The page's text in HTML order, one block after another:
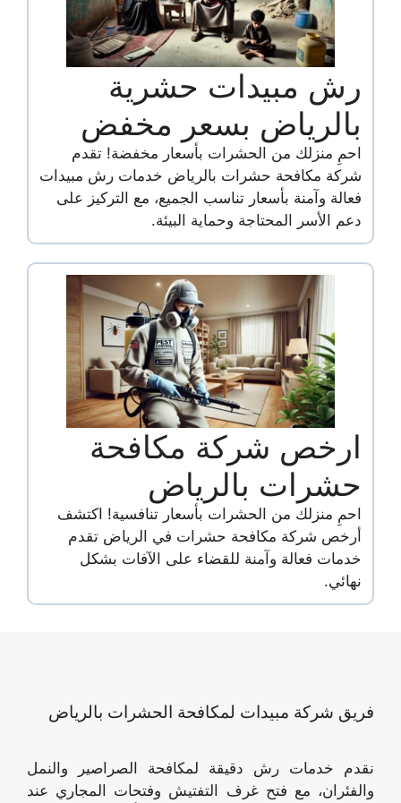
رش مبيدات حشرية
بالرياض بسعر مخفض
احمِ منزلك من الحشرات بأسعار مخفضة! تقدم
شركة مكافحة حشرات بالرياض خدمات رش مبيدات
فعالة وآمنة بأسعار تناسب الجميع، مع التركيز على
دعم الأسر المحتاجة وحماية البيئة.
ارخص شركة مكافحة
حشرات بالرياض
احمِ منزلك من الحشرات بأسعار تنافسية! اكتشف
أرخص شركة مكافحة حشرات في الرياض تقدم
خدمات فعالة وآمنة للقضاء على الآفات بشكل
نهائي.
فريق شركة مبيدات لمكافحة الحشرات بالرياض
نقدم خدمات رش دقيقة لمكافحة الصراصير والنمل
والفئران، مع فتح غرف التفتيش وفتحات المجاري عند